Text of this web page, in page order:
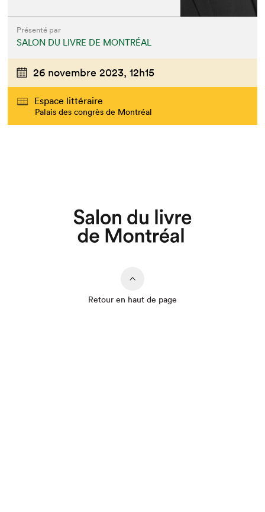
Présenté par
SALON DU LIVRE DE MONTRÉAL
26 novembre 2023, 12h15
Espace littéraire
Palais des congrès de Montréal
Retour en haut de page